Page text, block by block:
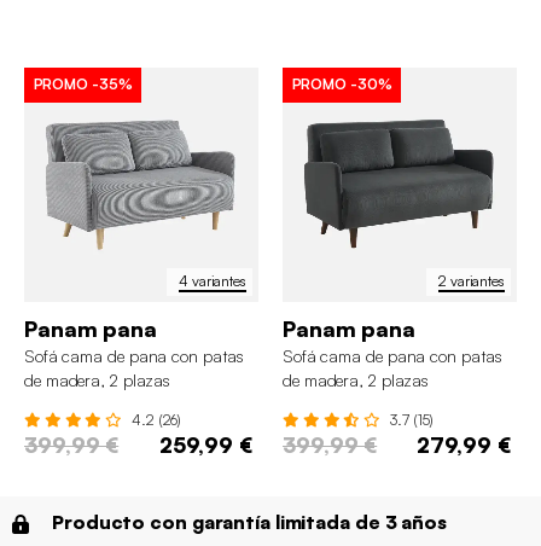
4 variantes
PROMO -35%
Panam pana
Sofá cama de pana con patas
de madera, 2 plazas
4.2 (26)
399,99 € 259,99 €
2 variantes
PROMO -30%
Panam pana
Sofá cama de pana con patas
de madera, 2 plazas
3.7 (15)
399,99 € 279,99 €
Producto con garantía limitada de 3 años